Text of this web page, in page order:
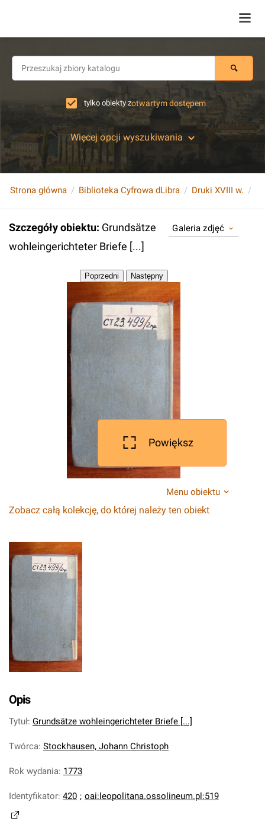
tylko obiekty zotwartym dostępem
Więcej opcji wyszukiwania
Strona główna Biblioteka Cyfrowa dLibra Druki XVIII w.
Szczegóły obiektu: Grundsätze
wohleingerichteter Briefe [...]
Galeria zdjęć
Powiększ
Menu obiektu
Zobacz całą kolekcję, do której należy ten obiekt
Opis
Tytuł: Grundsätze wohleingerichteter Briefe [...]
Twórca: Stockhausen, Johann Christoph
Rok wydania: 1773
Identyfikator: 420 ; oai:leopolitana.ossolineum.pl:519